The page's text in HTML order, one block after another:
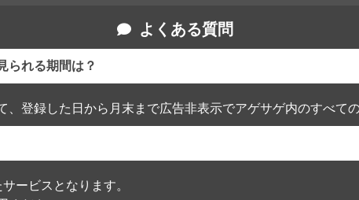
よくある質問
られる期間は？
登録した日から月末まで広告非表示でアゲサゲ内のすべて
ービスとなります。